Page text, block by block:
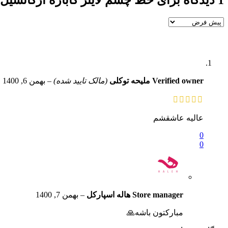
Verified owner ملیحه توکلی (مالک تایید شده) – بهمن 6, 1400
عالیه عاشقشم
0
0
Store manager هاله اسپارکل – بهمن 7, 1400
مبارکتون باشه🙏